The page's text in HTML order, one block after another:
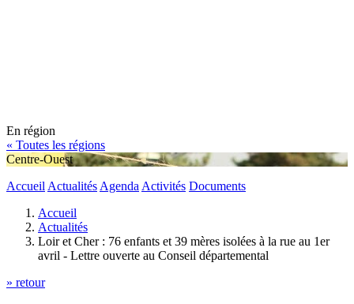
En région
« Toutes les régions
Centre-Ouest
Accueil Actualités Agenda Activités Documents
Accueil
Actualités
Loir et Cher : 76 enfants et 39 mères isolées à la rue au 1er
avril - Lettre ouverte au Conseil départemental
» retour